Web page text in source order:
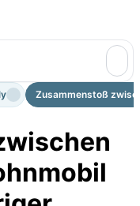
Zusammenstoß